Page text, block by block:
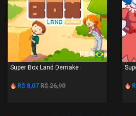
PS4
Super Box Land Demake
R$ 8,07 R$ 26,90